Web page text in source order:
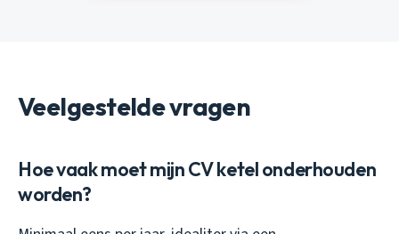
Veelgestelde vragen
Hoe vaak moet mijn CV ketel onderhouden
worden?